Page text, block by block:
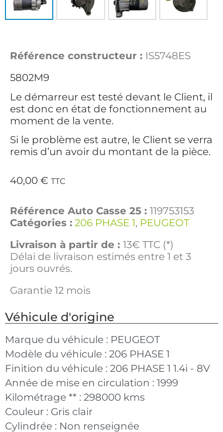
Référence constructeur : IS5748ES
5802M9
Le démarreur est testé devant le Client, il
est donc en état de fonctionnement au
moment de la vente.
Si le problème est autre, le Client se verra
remis d’un avoir du montant de la pièce.
40,00 € TTC
Référence Auto Casse 25 : 119753153
Catégories : 206 PHASE 1, PEUGEOT
Livraison à partir de : 13€ TTC (*)
Délai de livraison estimés entre 1 et 3
jours ouvrés.
Garantie 12 mois
Véhicule d'origine
Marque du véhicule : PEUGEOT
Modèle du véhicule : 206 PHASE 1
Finition du véhicule : 206 PHASE 1 1.4i - 8V
Année de mise en circulation : 1999
Kilométrage ** : 298000 kms
Couleur : Gris clair
Cylindrée : Non renseignée